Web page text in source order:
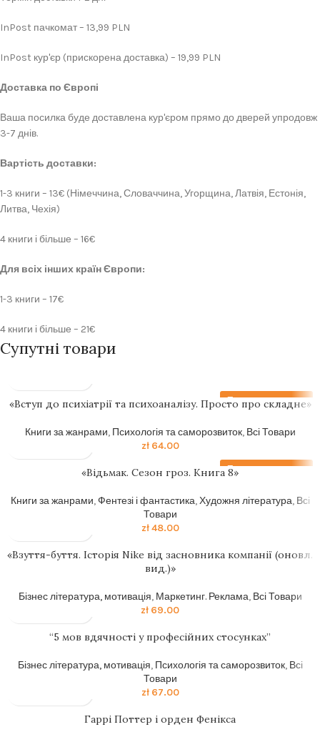
InPost пачкомат – 13,99 PLN
InPost кур'єр (прискорена доставка) – 19,99 PLN
Доставка по Європі
Ваша посилка буде доставлена кур'єром прямо до дверей упродовж
3-7 днів.
Вартість доставки:
1-3 книги – 13€ (Німеччина, Словаччина, Угорщина, Латвія, Естонія,
Литва, Чехія)
4 книги і більше – 16€
Для всіх інших країн Європи:
1-3 книги – 17€
4 книги і більше – 21€
Супутні товари
Передзамовлення
«Вступ до психіатрії та психоаналізу. Просто про складне»
Книги за жанрами, Психологія та саморозвиток, Всі Товари
zł64.00
Передзамовлення
«Відьмак. Сезон гроз. Книга 8»
Книги за жанрами,Фентезі і фантастика,Художня література, Всі
Товари
zł48.00
«Взуття-буття. Історія Nike від засновника компанії (оновл.
вид.)»
Бізнес література, мотивація, Маркетинг. Реклама, Всі Товари
zł 69.00
“5 мов вдячності у професійних стосунках”
Бізнес література, мотивація, Психологія та саморозвиток, Всі
Товари
zł67.00
Гаррi Поттер i орден Фенiкса